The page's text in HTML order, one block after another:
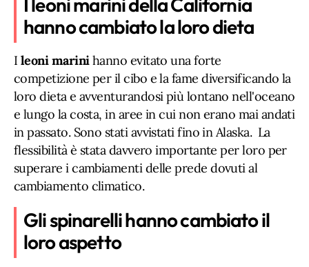
hanno cambiato la loro dieta
I leoni marinihanno evitato una forte
competizione per il cibo e la fame diversificando la
loro dieta e avventurandosi più lontano nell'oceano
e lungo la costa, in aree in cui non erano mai andati
in passato. Sono stati avvistati fino in Alaska. La
flessibilità è stata davvero importante per loro per
superare i cambiamenti delle prede dovuti al
cambiamento climatico.
Gli spinarelli hanno cambiato il
loro aspetto